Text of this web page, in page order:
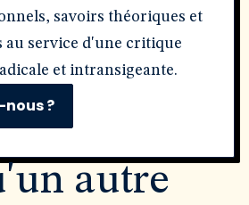
savoirs théoriques et
au service d'une critique
et intransigeante.
?
autre